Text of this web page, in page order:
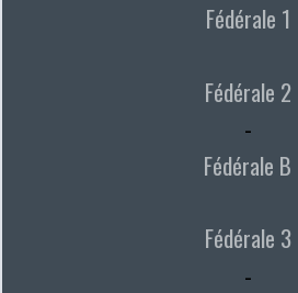
Fédérale 1
Fédérale 2
-
Fédérale B
Fédérale 3
-